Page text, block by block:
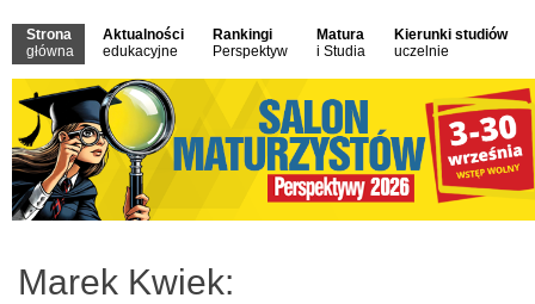
Strona
główna
Aktualności
edukacyjne
Rankingi
Perspektyw
Matura
i Studia
Kierunki studiów
uczelnie
Marek Kwiek: